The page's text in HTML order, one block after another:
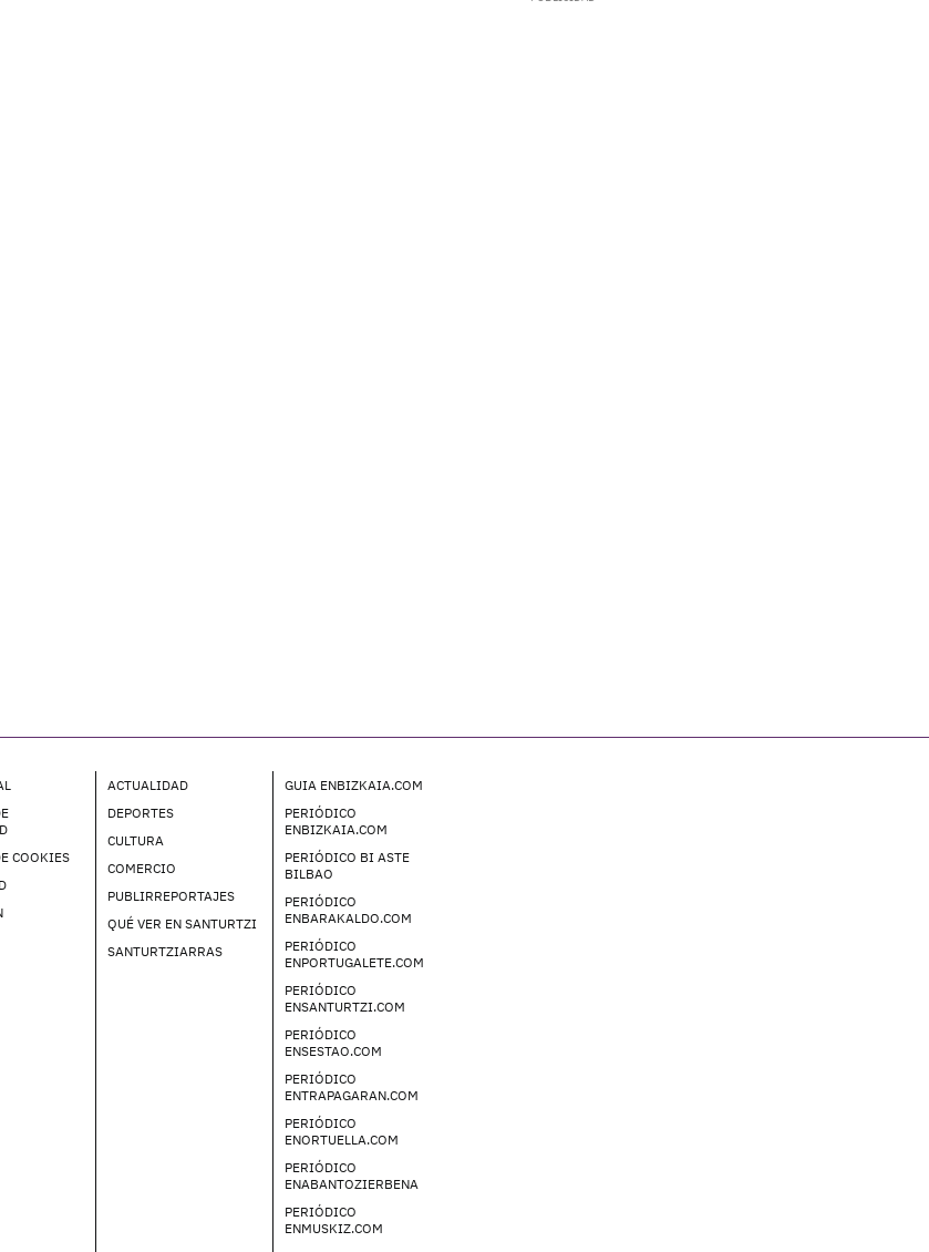
COOKIES
ACTUALIDAD
DEPORTES
CULTURA
COMERCIO
PUBLIRREPORTAJES
QUÉ VER EN SANTURTZI
SANTURTZIARRAS
GUIA ENBIZKAIA.COM
PERIÓDICO
ENBIZKAIA.COM
PERIÓDICO BI ASTE
BILBAO
PERIÓDICO
ENBARAKALDO.COM
PERIÓDICO
ENPORTUGALETE.COM
PERIÓDICO
ENSANTURTZI.COM
PERIÓDICO
ENSESTAO.COM
PERIÓDICO
ENTRAPAGARAN.COM
PERIÓDICO
ENORTUELLA.COM
PERIÓDICO
ENABANTOZIERBENA
PERIÓDICO
ENMUSKIZ.COM